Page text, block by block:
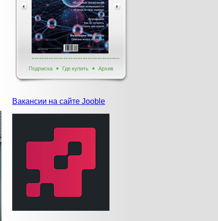
Подписка Где купить Архив
Вакансии на сайте Jooble